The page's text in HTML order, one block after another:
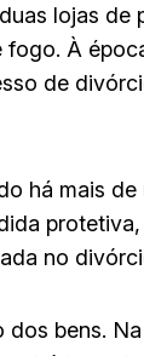
lojas
À
de
há mais
no
bens.